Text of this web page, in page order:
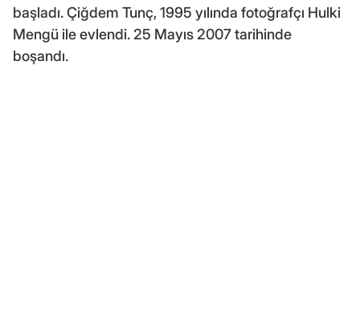
başladı. Çiğdem Tunç, 1995 yılında fotoğrafçı Hulki
Mengü ile evlendi. 25 Mayıs 2007 tarihinde
boşandı.